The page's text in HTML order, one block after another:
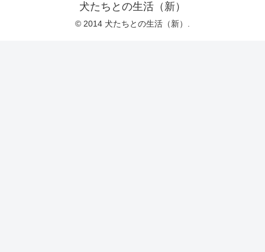
犬たちとの生活（新）
© 2014 犬たちとの生活（新）.